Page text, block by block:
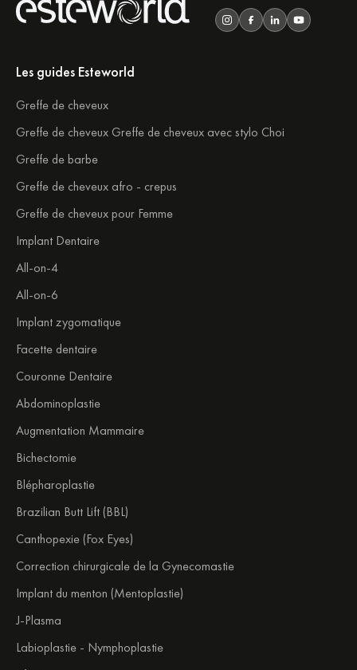
Les guides Esteworld
Greffe de cheveux
Greffe de cheveux Greffe de cheveux avec stylo Choi
Greffe de barbe
Greffe de cheveux afro - crepus
Greffe de cheveux pour Femme
Implant Dentaire
All-on-4
All-on-6
Implant zygomatique
Facette dentaire
Couronne Dentaire
Abdominoplastie
Augmentation Mammaire
Bichectomie
Blépharoplastie
Brazilian Butt Lift (BBL)
Canthopexie (Fox Eyes)
Correction chirurgicale de la Gynecomastie
Implant du menton (Mentoplastie)
J-Plasma
Labioplastie - Nymphoplastie